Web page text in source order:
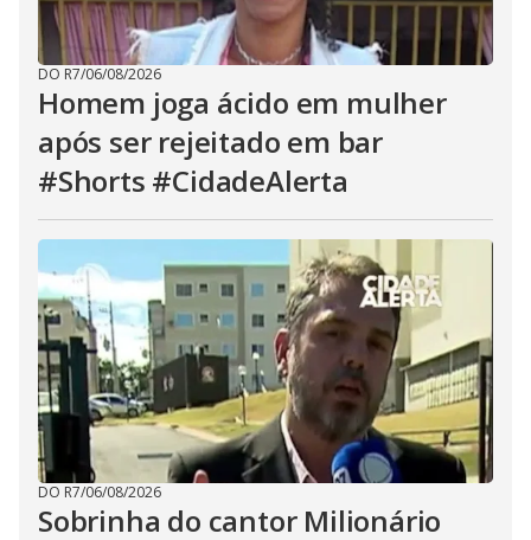
DO R7/06/08/2026
Homem joga ácido em mulher
após ser rejeitado em bar
#Shorts #CidadeAlerta
DO R7/06/08/2026
Sobrinha do cantor Milionário